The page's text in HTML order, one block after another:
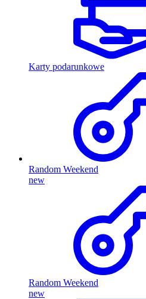
Karty podarunkowe
Random Weekend
new
Random Weekend
new